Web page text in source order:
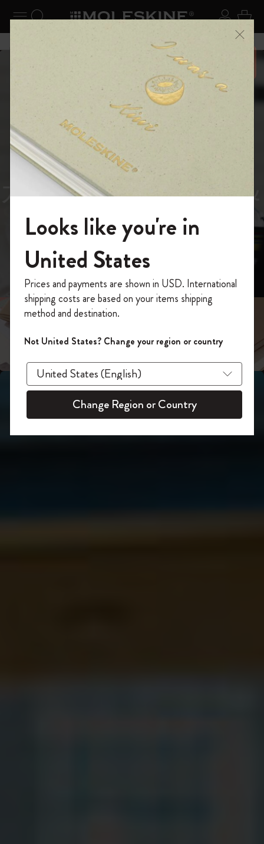
ナビゲーションの切替 ログ
検索 (キーワードなど) カ
6,500円以上のご購入で送料無料 メニ
ーを閉じる
あるページから始まる物語
Reframe
Sunglasses（リフレー
ム サングラス）
スライド表示0
スライド表示1
スライド表示2
スライド表示3
スライド表示4
スライド表示5
モレスキンの世界へようこそ
「WELCOME10」を入力すると、初回注
文が10%オフ＋送料無料になります。セ
ール・アウトレット品は適用外。
Moleskineアカウントを作成して限定オフ
ァーや会員特典、さらに多くのインスピ
レーションを手に入れましょう。
今すぐ会員登録 !
Looks like you're in
United States
Prices and payments are shown in USD. International
shipping costs are based on your items shipping
method and destination.
Not United States? Change your region or country
Change Region or Country